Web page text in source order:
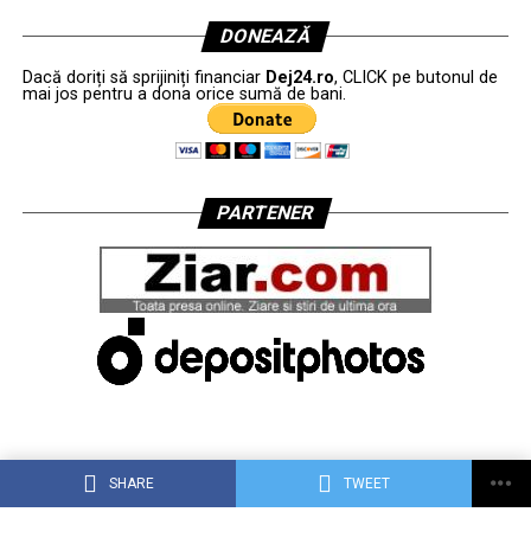
SHARE TWEET
DONEAZĂ
Dacă doriți să sprijiniți financiar Dej24.ro, CLICK pe butonul de
mai jos pentru a dona orice sumă de bani.
PARTENER